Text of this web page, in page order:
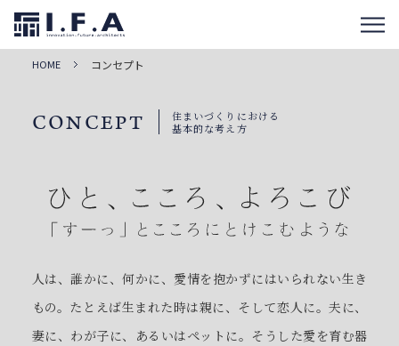
HOME コンセプト
CONCEPT
住まいづくりにおける
基本的な考え方
人は、誰かに、何かに、愛情を抱かずにはいられない生き
もの。 たとえば生まれた時は親に、そして恋人に。夫に、
妻に、わが子に、あるいはペットに。 そうした愛を育む器